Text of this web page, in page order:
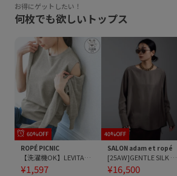
お得にゲットしたい！
何枚でも欲しいトップス
60%OFF
ROPÉ PICNIC
【洗濯機OK】LEVITAゼロスリーブサマーニットプルオーバー
¥1,597
40%OFF
SALON adam et ropé
[25AW]GENTLE SILK ロングスリーブプルオーバー【セットアップ対応・洗える】
¥16,500